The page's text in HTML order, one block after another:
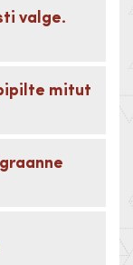
valge.
mitut